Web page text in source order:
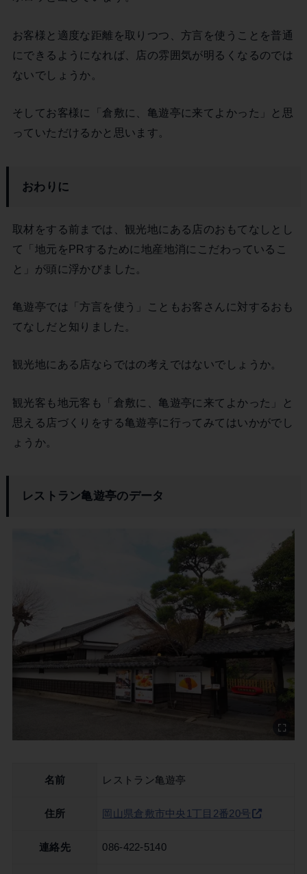
お客様と適度な距離を取りつつ、方言を使うことを普通
にできるようになれば、店の雰囲気が明るくなるのでは
ないでしょうか。
そしてお客様に「倉敷に、亀遊亭に来てよかった」と思
っていただけるかと思います。
おわりに
取材をする前までは、観光地にある店のおもてなしとし
て「地元をPRするために地産地消にこだわっているこ
と」が頭に浮かびました。
亀遊亭では「方言を使う」こともお客さんに対するおも
てなしだと知りました。
観光地にある店ならではの考えではないでしょうか。
観光客も地元客も「倉敷に、亀遊亭に来てよかった」と
思える店づくりをする亀遊亭に行ってみてはいかがでし
ょうか。
レストラン亀遊亭のデータ
名前 レストラン亀遊亭
住所 岡山県倉敷市中央1丁目2番20号
連絡先 086-422-5140